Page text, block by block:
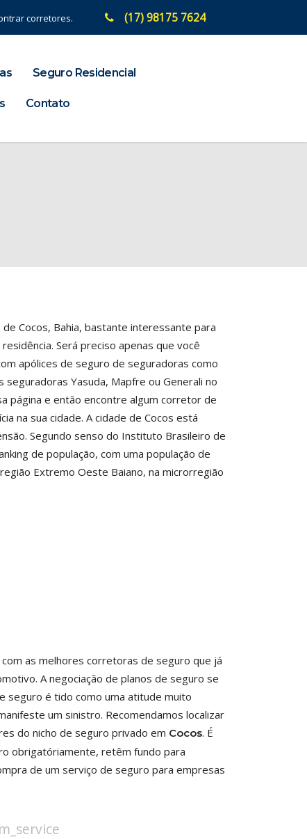
corretores. (17) 98175 7624
Seguro Residencial
Contato
Cocos, Bahia, bastante interessante para
Será preciso apenas que você
apólices de seguro de seguradoras como
seguradoras Yasuda, Mapfre ou Generali no
página e então encontre algum corretor de
na sua cidade. A cidade de Cocos está
Segundo senso do Instituto Brasileiro de
de população, com uma população de
Extremo Oeste Baiano, na microrregião
as melhores corretoras de seguro que já
A negociação de planos de seguro se
seguro é tido como uma atitude muito
um sinistro. Recomendamos localizar
do nicho de seguro privado em Cocos. É
obrigatóriamente, retêm fundo para
de um serviço de seguro para empresas